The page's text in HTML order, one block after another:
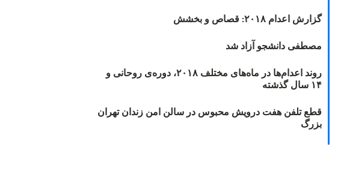
گزارش اعدام ۲۰۱۸: قصاص و بخشش
مصطفی دانشجو آزاد شد
روند اعدام‌ها در ماه‌های مختلف ۲۰۱۸، دوره‌ی روحانی و
۱۴ سال گذشته
قطع تلفن هفت درویش محبوس در سالن امن زندان تهران
بزرگ